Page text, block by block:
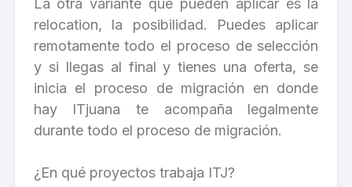
La otra variante que pueden aplicar es la
relocation, la posibilidad. Puedes aplicar
remotamente todo el proceso de selección
y si llegas al final y tienes una oferta, se
inicia el proceso de migración en donde
hay ITjuana te acompaña legalmente
durante todo el proceso de migración.
¿En qué proyectos trabaja ITJ?